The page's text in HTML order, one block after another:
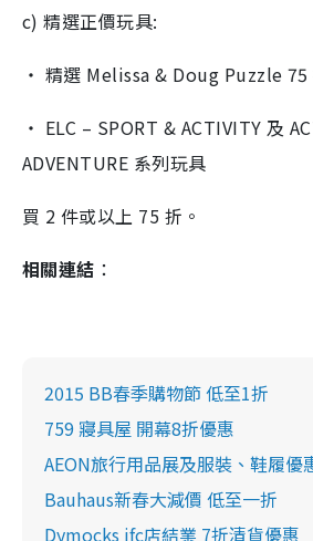
c) 精選正價玩具:
‧ 精選 Melissa & Doug Puzzle 75
‧ ELC – SPORT & ACTIVITY 及
ADVENTURE 系列玩具
買 2 件或以上 75 折。
相關連結 ：
2015 BB春季購物節 低至1折
759 寢具屋 開幕8折優惠
AEON旅行用品展及服裝、鞋履優
Bauhaus新春大減價 低至一折
Dymocks ifc店結業 7折清貨優惠